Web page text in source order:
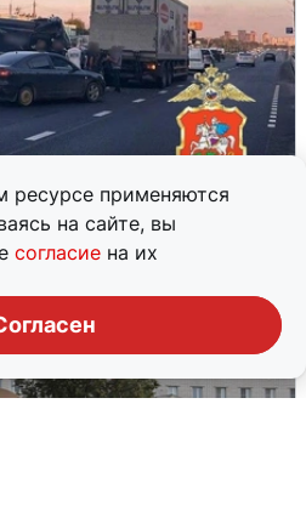
ресурсе применяются
на сайте, вы
согласие на их
на
в Подмосковье